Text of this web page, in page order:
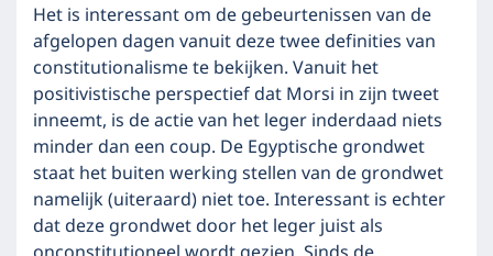
Het is interessant om de gebeurtenissen van de
afgelopen dagen vanuit deze twee definities van
constitutionalisme te bekijken. Vanuit het
positivistische perspectief dat Morsi in zijn tweet
inneemt, is de actie van het leger inderdaad niets
minder dan een coup. De Egyptische grondwet
staat het buiten werking stellen van de grondwet
namelijk (uiteraard) niet toe. Interessant is echter
dat deze grondwet door het leger juist als